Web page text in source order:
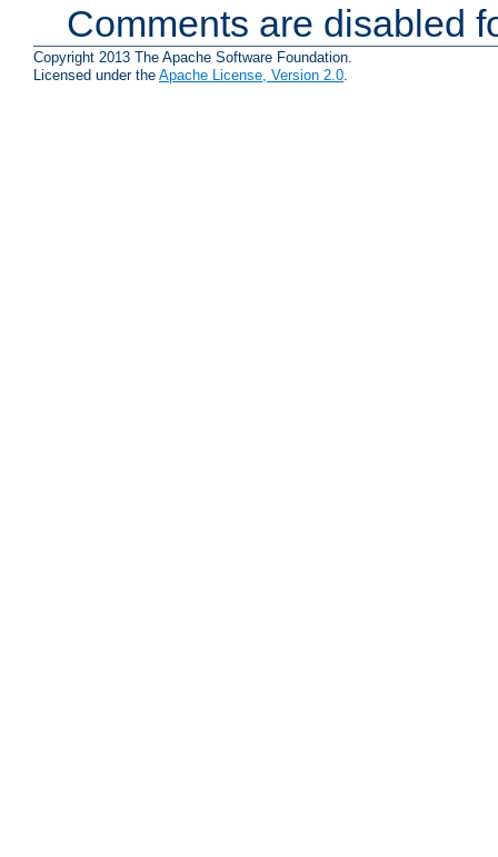
Comments are disabled
Copyright 2013 The Apache Software Foundation.
Licensed under the Apache License, Version 2.0.